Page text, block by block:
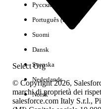
Select Org
Русский
Português (Brasil)
Suomi
Dansk
Svenska
Nederlands
Norsk
© Copyright 2026,
marchi di proprietà dei
salesforce.com Italy S.r.l.,